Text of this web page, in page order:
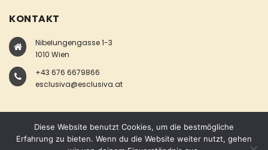
KONTAKT
Nibelungengasse 1-3
1010 Wien
+43 676 6679866
esclusiva@esclusiva.at
Diese Website benutzt Cookies, um die bestmögliche
Erfahrung zu bieten. Wenn du die Website weiter nutzt, gehen